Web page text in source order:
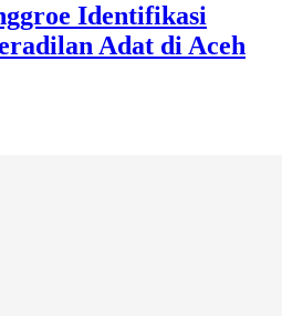
Identifikasi
Adat di Aceh